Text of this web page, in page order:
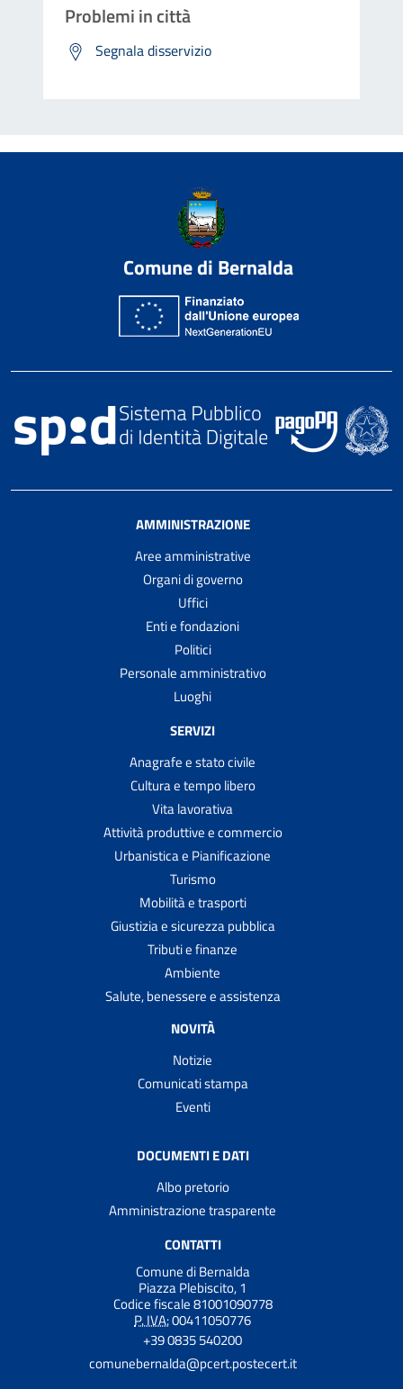
Problemi in città
Segnala disservizio
Comune di Bernalda
AMMINISTRAZIONE
Aree amministrative
Organi di governo
Uffici
Enti e fondazioni
Politici
Personale amministrativo
Luoghi
SERVIZI
Anagrafe e stato civile
Cultura e tempo libero
Vita lavorativa
Attività produttive e commercio
Urbanistica e Pianificazione
Turismo
Mobilità e trasporti
Giustizia e sicurezza pubblica
Tributi e finanze
Ambiente
Salute, benessere e assistenza
NOVITÀ
Notizie
Comunicati stampa
Eventi
DOCUMENTI E DATI
Albo pretorio
Amministrazione trasparente
CONTATTI
Comune di Bernalda
Piazza Plebiscito, 1
Codice fiscale 81001090778
P. IVA:00411050776
+39 0835 540200
comunebernalda@pcert.postecert.it